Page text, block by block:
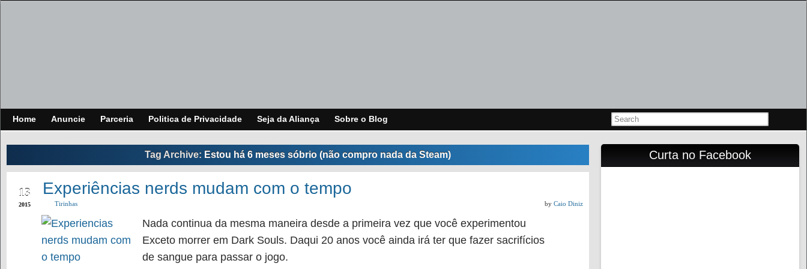
Home Anuncie Parceria Politica de Privacidade Seja da Aliança Sobre o Blog
Tag Archive: Estou há 6 meses sóbrio (não compro nada da Steam)
13
2015
Experiências nerds mudam com o tempo
Tirinhas by Caio Diniz
Nada continua da mesma maneira desde a primeira vez que você experimentou
Exceto morrer em Dark Souls. Daqui 20 anos você ainda irá ter que fazer sacrifícios
de sangue para passar o jogo.
Curta no Facebook